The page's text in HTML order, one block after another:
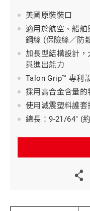
美國原裝裝口
適用於航空、船舶
鋼絲 (保險絲／防
加長型結構設計
與進出能力
Talon Grip™ 專利
採用高合金含量
使用減震塑料護
總長：9-21/64" (